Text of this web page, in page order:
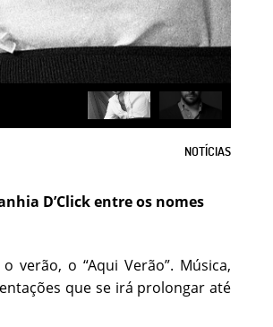
NOTÍCIAS
D’Click entre os nomes
o “Aqui Verão”. Música,
que se irá prolongar até